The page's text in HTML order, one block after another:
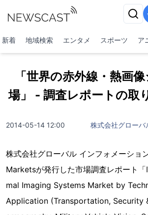
新着 地域検索 エンタメ スポーツ ア
「世界の赤外線・熱画
場」 - 調査レポートの取
2014-05-14 12:00 株式会社グローバ
株式会社グローバル インフォメーショ
Marketsが発行した市場調査レポート
mal Imaging Systems Market by
Application (Transportation, Security